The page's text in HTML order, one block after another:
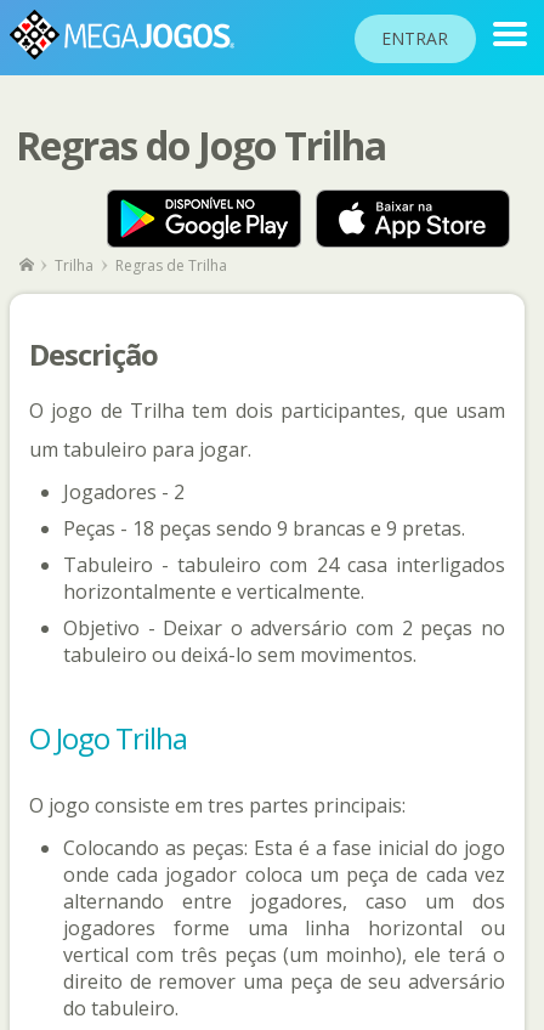
ENTRAR
RANKINGS
TORNEIOS
COMUNIDADE
BLOG
AJUDA
PASSAPORTE
JOGAR
Idioma do site
Regras do Jogo Trilha
Trilha Regras de Trilha
Descrição
O jogo de Trilha tem dois participantes, que usam
um tabuleiro para jogar.
Jogadores - 2
Peças - 18 peças sendo 9 brancas e 9 pretas.
Tabuleiro - tabuleiro com 24 casa interligados
horizontalmente e verticalmente.
Objetivo - Deixar o adversário com 2 peças no
tabuleiro ou deixá-lo sem movimentos.
O Jogo Trilha
O jogo consiste em tres partes principais:
Colocando as peças: Esta é a fase inicial do jogo
onde cada jogador coloca um peça de cada vez
alternando entre jogadores, caso um dos
jogadores forme uma linha horizontal ou
vertical com três peças (um moinho), ele terá o
direito de remover uma peça de seu adversário
do tabuleiro.